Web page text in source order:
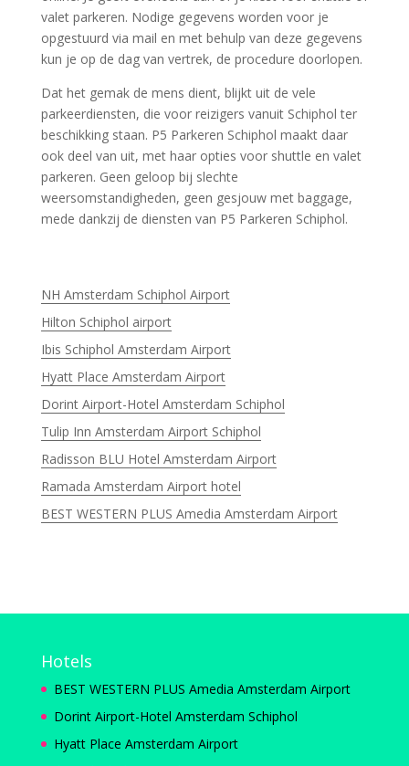
valet parkeren. Nodige gegevens worden voor je
opgestuurd via mail en met behulp van deze gegevens
kun je op de dag van vertrek, de procedure doorlopen.
Dat het gemak de mens dient, blijkt uit de vele
parkeerdiensten, die voor reizigers vanuit Schiphol ter
beschikking staan. P5 Parkeren Schiphol maakt daar
ook deel van uit, met haar opties voor shuttle en valet
parkeren. Geen geloop bij slechte
weersomstandigheden, geen gesjouw met baggage,
mede dankzij de diensten van P5 Parkeren Schiphol.
NH Amsterdam Schiphol Airport
Hilton Schiphol airport
Ibis Schiphol Amsterdam Airport
Hyatt Place Amsterdam Airport
Dorint Airport-Hotel Amsterdam Schiphol
Tulip Inn Amsterdam Airport Schiphol
Radisson BLU Hotel Amsterdam Airport
Ramada Amsterdam Airport hotel
BEST WESTERN PLUS Amedia Amsterdam Airport
Hotels
BEST WESTERN PLUS Amedia Amsterdam Airport
Dorint Airport-Hotel Amsterdam Schiphol
Hyatt Place Amsterdam Airport